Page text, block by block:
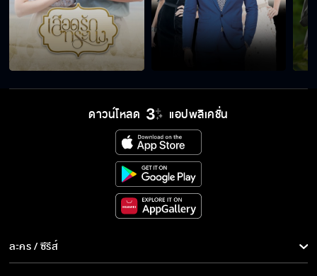
ลูกตัวเองแท้ ๆ ทำไมไม่รัก
ผมจริงใจกับเขาจริง ๆ
รักแรกพบ รู้จักไหม
ดาวน์โหลด แอปพลิเคชั่น
ละคร / ซีรีส์
ละคร/ซีรีส์